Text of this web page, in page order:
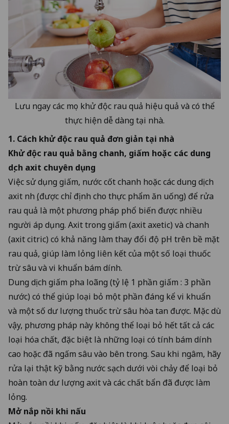
Lưu ngay các mẹo khử độc rau quả hiệu quả và có thể
thực hiện dễ dàng tại nhà.
1. Cách khử độc rau quả đơn giản tại nhà
Khử độc rau quả bằng chanh, giấm hoặc các dung
dịch axit chuyên dụng
Việc sử dụng giấm, nước cốt chanh hoặc các dung dịch
axit nhẹ (được chỉ định cho thực phẩm ăn uống) để rửa
rau quả là một phương pháp phổ biến được nhiều
người áp dụng. Axit trong giấm (axit axetic) và chanh
(axit citric) có khả năng làm thay đổi độ pH trên bề mặt
rau quả, giúp làm lỏng liên kết của một số loại thuốc
trừ sâu và vi khuẩn bám dính.
Dung dịch giấm pha loãng (tỷ lệ 1 phần giấm : 3 phần
nước) có thể giúp loại bỏ một phần đáng kể vi khuẩn
và một số dư lượng thuốc trừ sâu hòa tan được. Mặc dù
vậy, phương pháp này không thể loại bỏ hết tất cả các
loại hóa chất, đặc biệt là những loại có tính bám dính
cao hoặc đã ngấm sâu vào bên trong. Sau khi ngâm, hãy
rửa lại thật kỹ bằng nước sạch dưới vòi chảy để loại bỏ
hoàn toàn dư lượng axit và các chất bẩn đã được làm
lỏng.
Mở nắp nồi khi nấu